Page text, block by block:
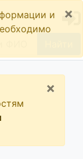
и
×
×